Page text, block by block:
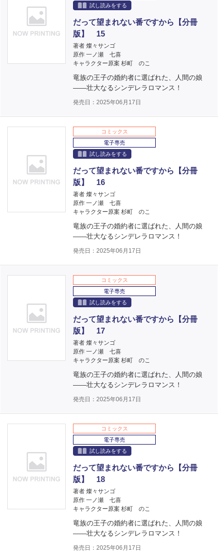
試し読みをする
だって望まれない番ですから【分冊
版】 15
著者 燦々サンゴ
原作 一ノ瀬 七喜
キャラクター原案 杉町 のこ
竜族の王子の婚約者に選ばれた、人間の娘
――壮大なるシンデレラロマンス！
発売日：2025年06月17日
コミックス
電子専売
試し読みをする
だって望まれない番ですから【分冊
版】 16
著者 燦々サンゴ
原作 一ノ瀬 七喜
キャラクター原案 杉町 のこ
竜族の王子の婚約者に選ばれた、人間の娘
――壮大なるシンデレラロマンス！
発売日：2025年06月17日
コミックス
電子専売
試し読みをする
だって望まれない番ですから【分冊
版】 17
著者 燦々サンゴ
原作 一ノ瀬 七喜
キャラクター原案 杉町 のこ
竜族の王子の婚約者に選ばれた、人間の娘
――壮大なるシンデレラロマンス！
発売日：2025年06月17日
コミックス
電子専売
試し読みをする
だって望まれない番ですから【分冊
版】 18
著者 燦々サンゴ
原作 一ノ瀬 七喜
キャラクター原案 杉町 のこ
竜族の王子の婚約者に選ばれた、人間の娘
――壮大なるシンデレラロマンス！
発売日：2025年06月17日